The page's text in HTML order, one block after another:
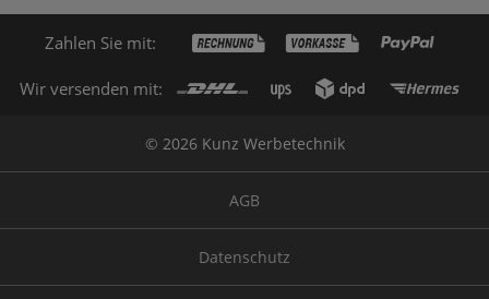
Zahlen Sie mit:
Wir versenden mit:
© 2026 Kunz Werbetechnik
AGB
Datenschutz